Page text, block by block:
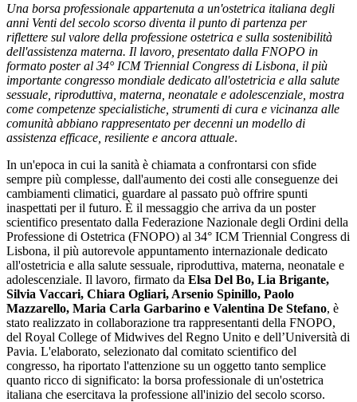
Una borsa professionale appartenuta a un'ostetrica italiana degli
anni Venti del secolo scorso diventa il punto di partenza per
riflettere sul valore della professione ostetrica e sulla sostenibilità
dell'assistenza materna. Il lavoro, presentato dalla FNOPO in
formato poster al 34° ICM Triennial Congress di Lisbona, il più
importante congresso mondiale dedicato all'ostetricia e alla salute
sessuale, riproduttiva, materna, neonatale e adolescenziale, mostra
come competenze specialistiche, strumenti di cura e vicinanza alle
comunità abbiano rappresentato per decenni un modello di
assistenza efficace, resiliente e ancora attuale.
In un'epoca in cui la sanità è chiamata a confrontarsi con sfide
sempre più complesse, dall'aumento dei costi alle conseguenze dei
cambiamenti climatici, guardare al passato può offrire spunti
inaspettati per il futuro. È il messaggio che arriva da un poster
scientifico presentato dalla Federazione Nazionale degli Ordini della
Professione di Ostetrica (FNOPO) al 34° ICM Triennial Congress di
Lisbona, il più autorevole appuntamento internazionale dedicato
all'ostetricia e alla salute sessuale, riproduttiva, materna, neonatale e
adolescenziale. Il lavoro, firmato da Elsa Del Bo, Lia Brigante,
Silvia Vaccari, Chiara Ogliari, Arsenio Spinillo, Paolo
Mazzarello, Maria Carla Garbarino e Valentina De Stefano, è
stato realizzato in collaborazione tra rappresentanti della FNOPO,
del Royal College of Midwives del Regno Unito e dell’Università di
Pavia. L'elaborato, selezionato dal comitato scientifico del
congresso, ha riportato l'attenzione su un oggetto tanto semplice
quanto ricco di significato: la borsa professionale di un'ostetrica
italiana che esercitava la professione all'inizio del secolo scorso.